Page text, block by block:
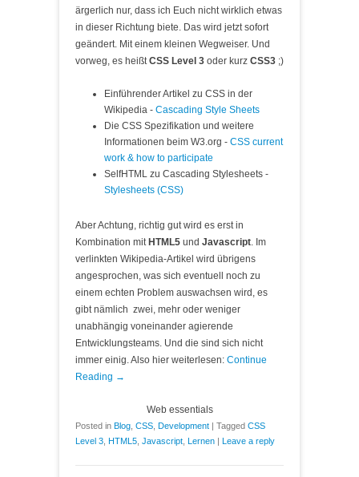
ärgerlich nur, dass ich Euch nicht wirklich etwas
in dieser Richtung biete. Das wird jetzt sofort
geändert. Mit einem kleinen Wegweiser. Und
vorweg, es heißtCSS Level 3 oder kurz CSS3 ;)
Einführender Artikel zu CSS in der
Wikipedia - Cascading Style Sheets
Die CSS Spezifikation und weitere
Informationen beim W3.org - CSS current
work & how to participate
SelfHTML zu Cascading Stylesheets -
Stylesheets (CSS)
Aber Achtung, richtig gut wird es erst in
Kombination mit HTML5 und Javascript. Im
verlinkten Wikipedia-Artikel wird übrigens
angesprochen, was sich eventuell noch zu
einem echten Problem auswachsen wird, es
gibt nämlich zwei, mehr oder weniger
unabhängig voneinander agierende
Entwicklungsteams. Und die sind sich nicht
immer einig. Also hier weiterlesen: Continue
Reading →
Web essentials
Posted in Blog CSS Development | Tagged CSS
Level 3 HTML5 Javascript Lernen | Leave a reply